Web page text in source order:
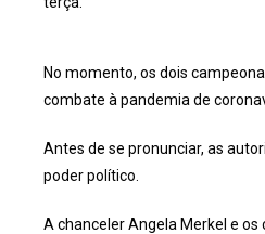
No momento, os dois
combate à pandemia de
Antes de se pronunciar, as
poder político.
A chanceler Angela Merkel e